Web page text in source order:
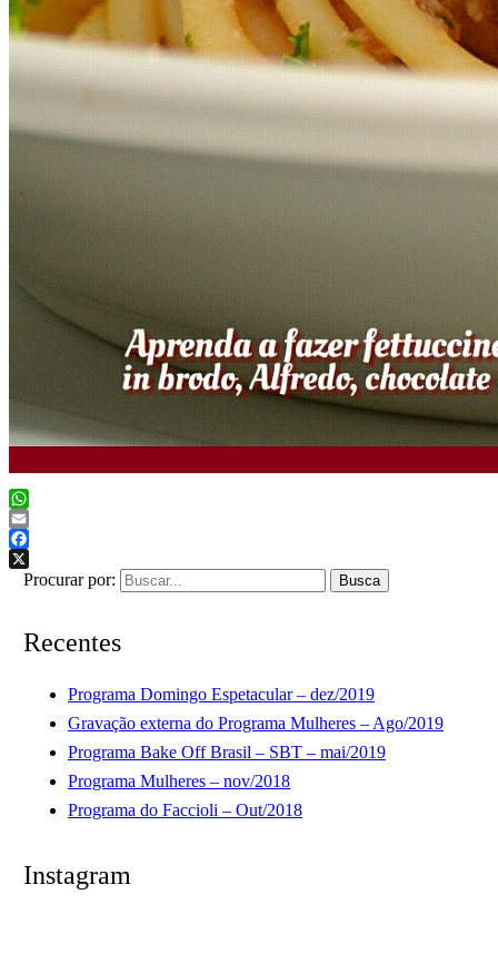
WhatsApp
Email
Facebook
Procurar por:
Recentes
Programa Domingo Espetacular – dez/2019
Gravação externa do Programa Mulheres – Ago/2019
Programa Bake Off Brasil – SBT – mai/2019
Programa Mulheres – nov/2018
Programa do Faccioli – Out/2018
Instagram